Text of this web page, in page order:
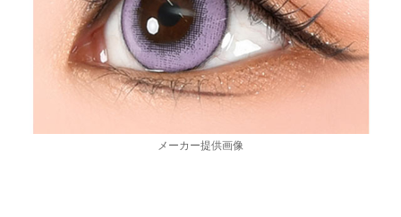
メーカー提供画像